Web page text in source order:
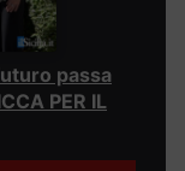
passa
PER IL